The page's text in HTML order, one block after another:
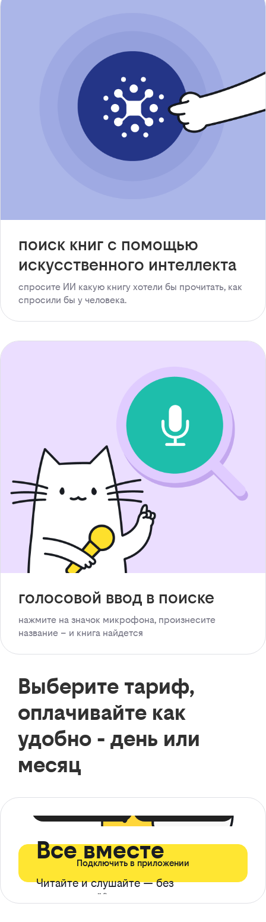
поиск книг с помощью
искусственного интеллекта
спросите ИИ какую книгу хотели бы прочитать, как
спросили бы у человека.
голосовой ввод в поиске
нажмите на значок микрофона, произнесите
название – и книга найдется
Выберите тариф,
оплачивайте как
удобно - день или
месяц
Все вместе
Читайте и слушайте — без
ограничений*
Подключить в приложении